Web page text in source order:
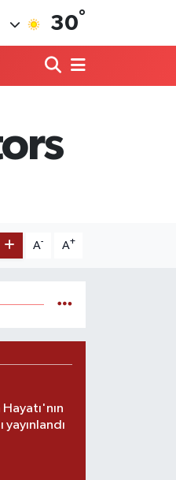
30°
A- A+
Hayatı'nın
yayınlandı